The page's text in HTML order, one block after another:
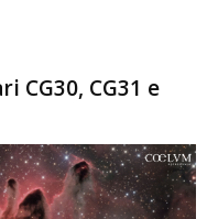
CG30, CG31 e